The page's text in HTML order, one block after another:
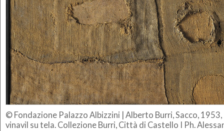
© Fondazione Palazzo Albizzini Alberto Burri, Sacco,
vinavil su tela. Collezione Burri, Città di Castello I Ph.